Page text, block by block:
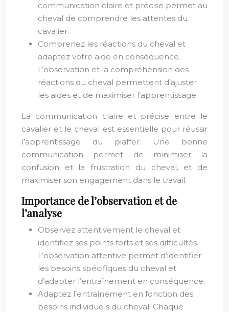
communication claire et précise permet au
cheval de comprendre les attentes du
cavalier.
Comprenez les réactions du cheval et
adaptez votre aide en conséquence.
L’observation et la compréhension des
réactions du cheval permettent d’ajuster
les aides et de maximiser l’apprentissage.
La communication claire et précise entre le
cavalier et le cheval est essentielle pour réussir
l’apprentissage du piaffer. Une bonne
communication permet de minimiser la
confusion et la frustration du cheval, et de
maximiser son engagement dans le travail.
Importance de l’observation et de
l’analyse
Observez attentivement le cheval et
identifiez ses points forts et ses difficultés.
L’observation attentive permet d’identifier
les besoins spécifiques du cheval et
d’adapter l’entraînement en conséquence.
Adaptez l’entraînement en fonction des
besoins individuels du cheval. Chaque